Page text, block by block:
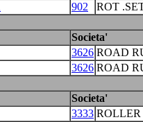
902
ROT
Societa'
3626 ROAD
3626 ROAD
Societa'
3333 ROLLER